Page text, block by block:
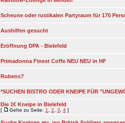
Scheune oder rustikalen Partyraum für 170
Aushilfen gesucht
Eröffnung DPA - Bielefeld
Primadonna Finest Coffe NEU NEU in HF
Rubens?
*SUCHEN BISTRO ODER KNEIPE FÜR
Die 1€ Kneipe in Bielefeld
[ Gehe zu Seite: 1 2 3 4 ]